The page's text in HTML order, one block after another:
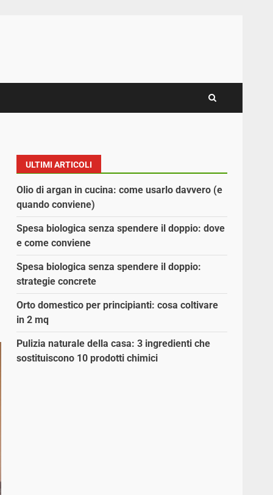
ULTIMI ARTICOLI
Olio di argan in cucina: come usarlo davvero (e
quando conviene)
Spesa biologica senza spendere il doppio: dove
e come conviene
Spesa biologica senza spendere il doppio:
strategie concrete
Orto domestico per principianti: cosa coltivare
in 2 mq
Pulizia naturale della casa: 3 ingredienti che
sostituiscono 10 prodotti chimici